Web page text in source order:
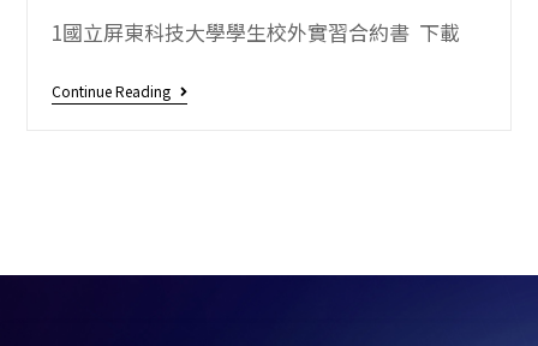
1國立屏東科技大學學生校外實習合約書 下載
Continue Reading